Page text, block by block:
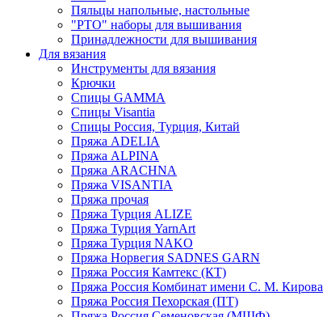
Пяльцы напольные, настольные
"РТО" наборы для вышивания
Принадлежности для вышивания
Для вязания
Инструменты для вязания
Крючки
Спицы GAMMA
Спицы Visantia
Спицы Россия, Турция, Китай
Пряжа ADELIA
Пряжа ALPINA
Пряжа ARACHNA
Пряжа VISANTIA
Пряжа прочая
Пряжа Турция ALIZE
Пряжа Турция YarnArt
Пряжа Турция NAKO
Пряжа Норвегия SADNES GARN
Пряжа Россия Камтекс (КТ)
Пряжа Россия Комбинат имени С. М. Кирова
Пряжа Россия Пехорская (ПТ)